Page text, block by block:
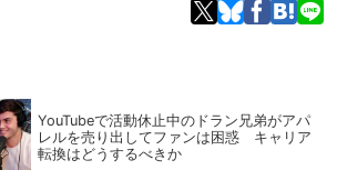
YouTubeで活動休止中のドラン兄弟がアパ
レルを売り出してファンは困惑 キャリア
転換はどうするべきか